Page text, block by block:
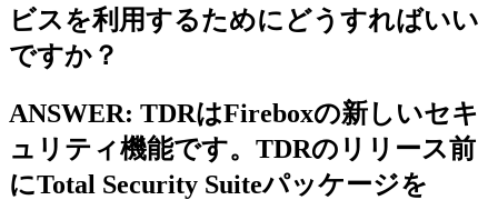
ビスを利用するためにどうすればいい
ですか？
ANSWER: TDRはFireboxの新しいセキ
ュリティ機能です。TDRのリリース前
にTotal Security Suiteパッケージを